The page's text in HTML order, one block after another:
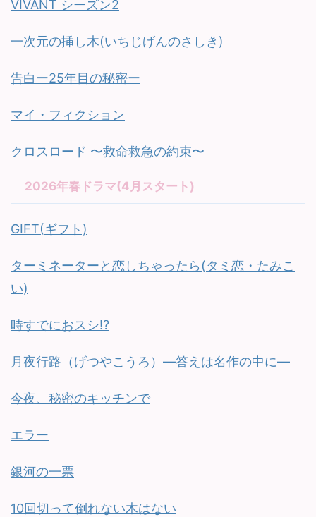
VIVANT シーズン2
一次元の挿し木(いちじげんのさしき)
告白ー25年目の秘密ー
マイ・フィクション
クロスロード 〜救命救急の約束〜
2026年春ドラマ(4月スタート)
GIFT(ギフト)
ターミネーターと恋しちゃったら(タミ恋・たみこ
い)
時すでにおスシ!?
月夜行路（げつやこうろ）—答えは名作の中に—
今夜、秘密のキッチンで
エラー
銀河の一票
10回切って倒れない木はない